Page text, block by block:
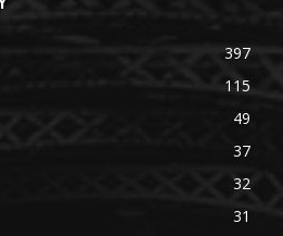
397
115
49
37
32
31